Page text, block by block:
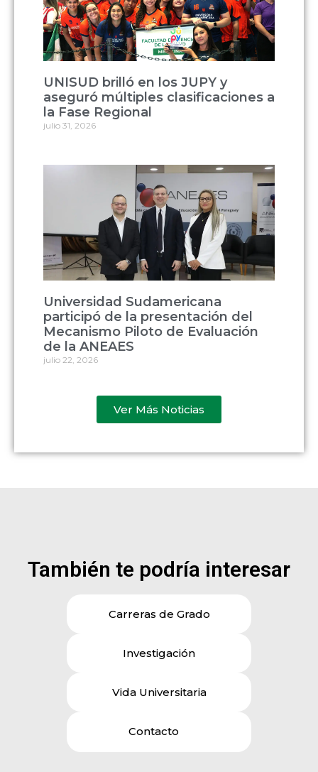
UNISUD brilló en los JUPY y
aseguró múltiples clasificaciones a
la Fase Regional
julio 31, 2026
Universidad Sudamericana
participó de la presentación del
Mecanismo Piloto de Evaluación
de la ANEAES
julio 22, 2026
Ver Más Noticias
También te podría interesar
Carreras de Grado
Investigación
Vida Universitaria
Contacto